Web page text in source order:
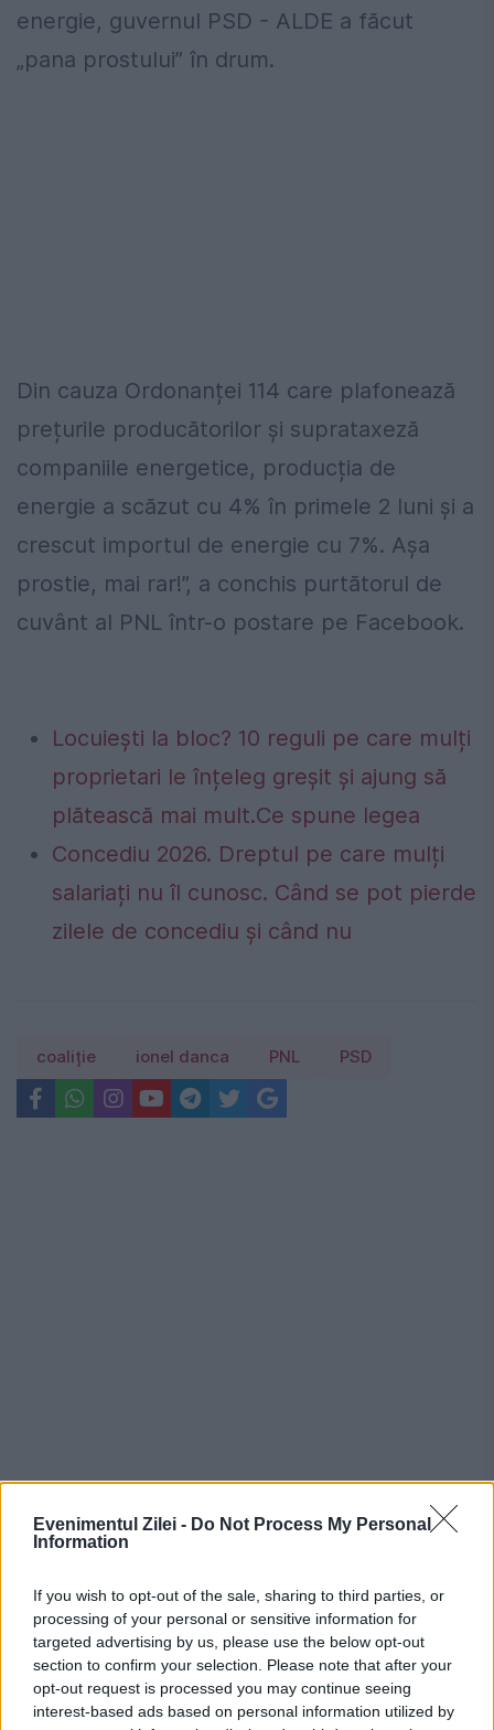
Evenimentul Zilei - Do Not Process My Personal
Information
If you wish to opt-out of the sale, sharing to third parties, or
processing of your personal or sensitive information for
targeted advertising by us, please use the below opt-out
section to confirm your selection. Please note that after your
opt-out request is processed you may continue seeing
interest-based ads based on personal information utilized by
energie, guvernul PSD - ALDE a făcut
„pana prostului” în drum.
Din cauza Ordonanței 114 care plafonează
prețurile producătorilor și suprataxeză
companiile energetice, producția de
energie a scăzut cu 4% în primele 2 luni și a
crescut importul de energie cu 7%. Așa
prostie, mai rar!”, a conchis purtătorul de
cuvânt al PNL într-o postare pe Facebook.
Locuiești la bloc? 10 reguli pe care mulți
proprietari le înțeleg greșit și ajung să
plătească mai mult.Ce spune legea
Concediu 2026. Dreptul pe care mulți
salariați nu îl cunosc. Când se pot pierde
zilele de concediu și când nu
coaliție ionel danca PNL PSD